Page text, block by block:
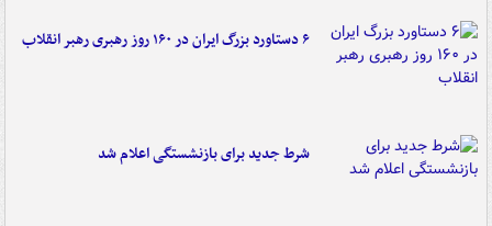
۶ دستاورد بزرگ ایران در ۱۶۰ روز رهبری رهبر انقلاب
شرط جدید برای بازنشستگی اعلام شد